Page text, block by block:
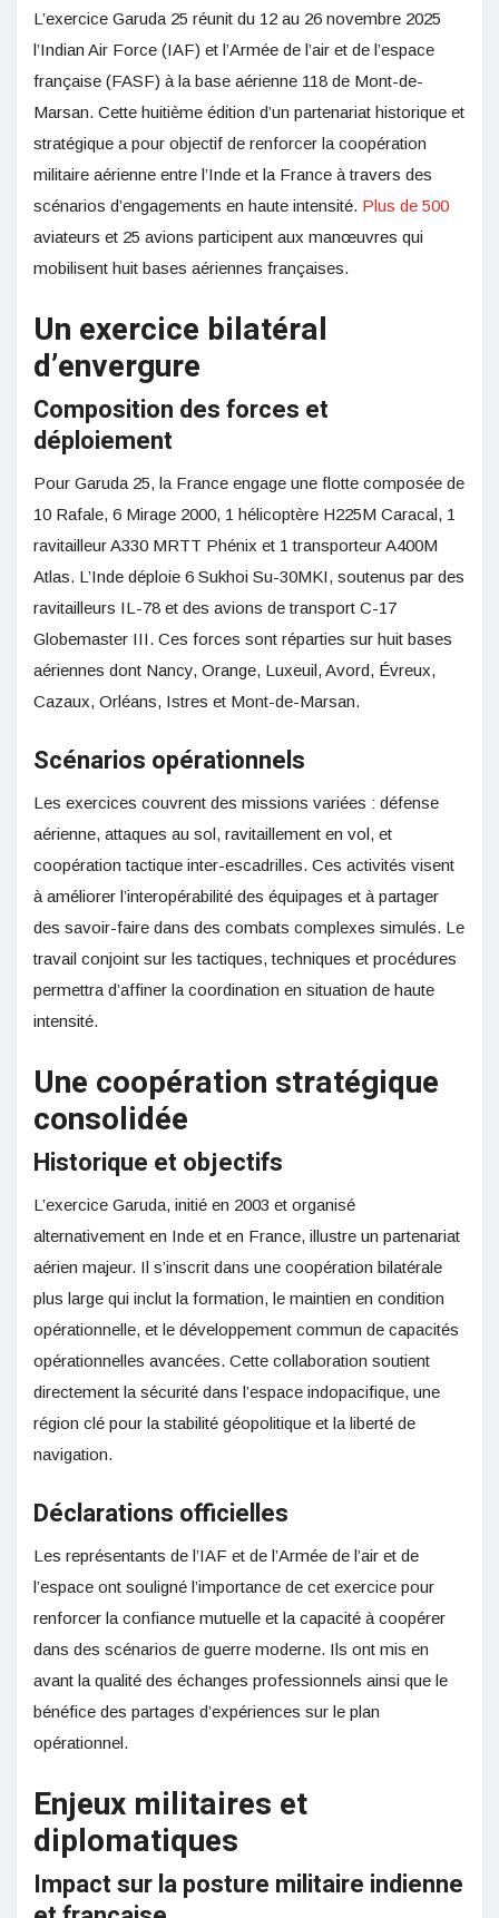
L’exercice Garuda 25 réunit du 12 au 26 novembre 2025
l’Indian Air Force (IAF) et l’Armée de l’air et de l’espace
française (FASF) à la base aérienne 118 de Mont-de-
Marsan. Cette huitième édition d’un partenariat historique et
stratégique a pour objectif de renforcer la coopération
militaire aérienne entre l’Inde et la France à travers des
scénarios d’engagements en haute intensité. Plus de 500
aviateurs et 25 avions participent aux manœuvres qui
mobilisent huit bases aériennes françaises.
Un exercice bilatéral
d’envergure
Composition des forces et
déploiement
Pour Garuda 25, la France engage une flotte composée de
10 Rafale, 6 Mirage 2000, 1 hélicoptère H225M Caracal, 1
ravitailleur A330 MRTT Phénix et 1 transporteur A400M
Atlas. L’Inde déploie 6 Sukhoi Su-30MKI, soutenus par des
ravitailleurs IL-78 et des avions de transport C-17
Globemaster III. Ces forces sont réparties sur huit bases
aériennes dont Nancy, Orange, Luxeuil, Avord, Évreux,
Cazaux, Orléans, Istres et Mont-de-Marsan .
Scénarios opérationnels
Les exercices couvrent des missions variées : défense
aérienne , attaques au sol , ravitaillement en vol , et
coopération tactique inter-escadrilles. Ces activités visent
à améliorer l’interopérabilité des équipages et à partager
des savoir-faire dans des combats complexes simulés. Le
travail conjoint sur les tactiques, techniques et procédures
permettra d’affiner la coordination en situation de haute
intensité.
Une coopération stratégique
consolidée
Historique et objectifs
L’exercice Garuda, initié en 2003 et organisé
alternativement en Inde et en France, illustre un partenariat
aérien majeur. Il s’inscrit dans une coopération bilatérale
plus large qui inclut la formation, le maintien en condition
opérationnelle, et le développement commun de capacités
opérationnelles avancées. Cette collaboration soutient
directement la sécurité dans l’espace indopacifique , une
région clé pour la stabilité géopolitique et la liberté de
navigation.
Déclarations officielles
Les représentants de l’IAF et de l’Armée de l’air et de
l’espace ont souligné l’importance de cet exercice pour
renforcer la confiance mutuelle et la capacité à coopérer
dans des scénarios de guerre moderne. Ils ont mis en
avant la qualité des échanges professionnels ainsi que le
bénéfice des partages d’expériences sur le plan
opérationnel.
Enjeux militaires et
diplomatiques
Impact sur la posture militaire indienne